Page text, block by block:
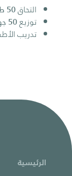
التحاق50 طفل
توزيع50 جهاز
تدريب
الرئيسية